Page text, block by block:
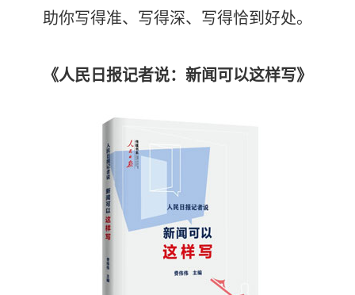
助你写得准、写得深、写得恰到好处。
《人民日报记者说：新闻可以这样写》